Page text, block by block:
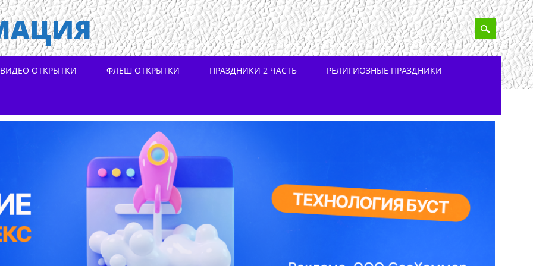
ВИДЕО ОТКРЫТКИ ФЛЕШ ОТКРЫТКИ ПРАЗДНИКИ 2 ЧАСТЬ РЕЛИГИОЗНЫЕ ПРАЗДНИКИ